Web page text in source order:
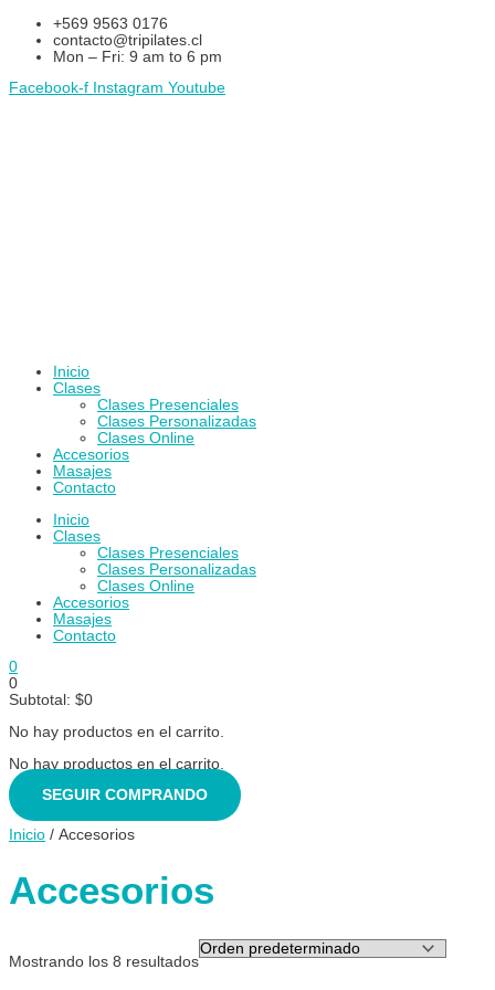
contenido
+569 9563 0176
contacto@tripilates.cl
Mon – Fri: 9 am to 6 pm
Facebook-f InstagramYoutube
Inicio
Clases
Clases Presenciales
Clases Personalizadas
Clases Online
Accesorios
Masajes
Contacto
Inicio
Clases
Clases Presenciales
Clases Personalizadas
Clases Online
Accesorios
Masajes
0
0
Subtotal:$0
No hay productos en el carrito.
No hay productos en el carrito.
SEGUIR COMPRANDO